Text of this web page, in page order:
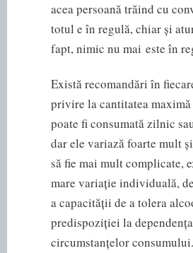
acea persoană trăind cu
totul e în regulă, chiar și
fapt, nimic nu mai este în
Există recomandări în
privire la cantitatea
poate fi consumată zilnic
dar ele variază foarte mult
să fie mai mult complicate,
mare variație individuală,
a capacității de a tolera
predispoziției la
circumstanțelor